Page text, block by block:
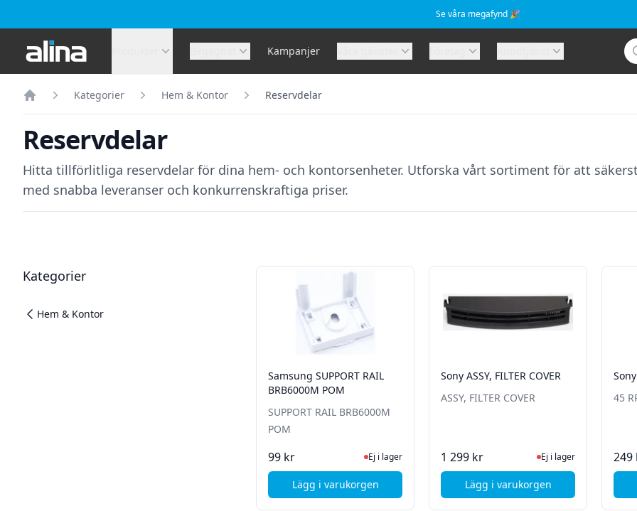
Se våra megafynd 🎉
Alina.se Kampanjer
Hem
Kategorier Hem & Kontor Reservdelar
Reservdelar
Hitta tillförlitliga reservdelar för dina hem- och kontorsenheter. Utforska vårt sortiment för att
med snabba leveranser och konkurrenskraftiga priser.
Filter
Kategorier
Hem & Kontor
Produkter
Samsung SUPPORT RAIL
BRB6000M POM
SUPPORT RAIL BRB6000M
POM
99 kr Ej i lager, besök produktsidan för senaste status
Ej i lager
Lägg i varukorgen, Samsung SUPPORT RAIL BRB6000M POM
Sony ASSY, FILTER COVER
ASSY, FILTER COVER
1 299 kr Ej i lager, besök
Ej i lager
Lägg i varukorgen, Sony ASSY, FILTER COVER
45
249